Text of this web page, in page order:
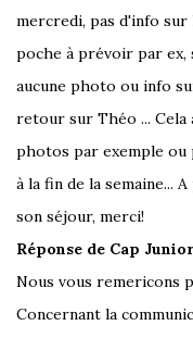
mercredi, pas d'info
poche à prévoir par ex,
aucune photo ou info
retour sur Théo ...
photos par exemple ou
à la fin de la semaine...
son séjour, merci!
Réponse de Cap
Nous vous remericons
Concernant la